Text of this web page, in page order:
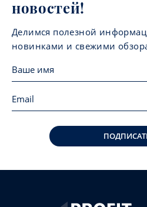
новостей!
Делимся полезной
новинками и свежими